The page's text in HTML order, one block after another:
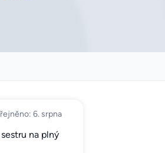
6. srpna
na plný